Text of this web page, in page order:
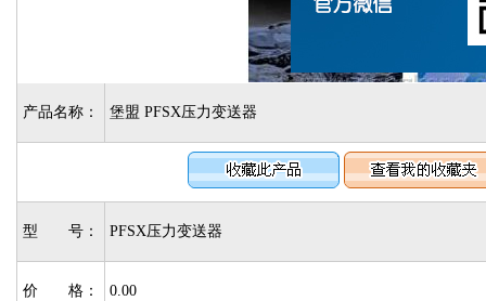
产品名称： 堡盟 PFSX压力变送器
型 号： PFSX压力变送器
价 格： 0.00